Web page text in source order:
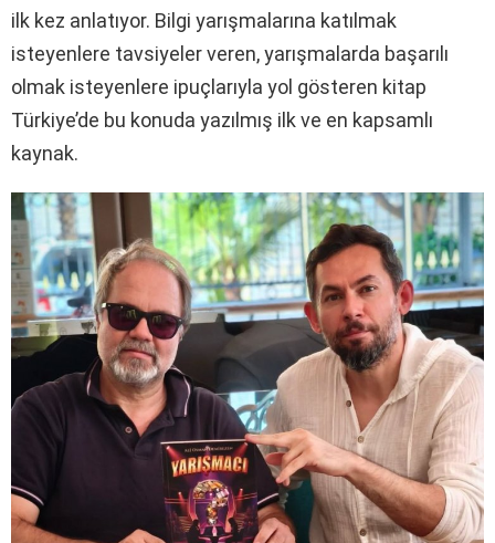
ilk kez anlatıyor. Bilgi yarışmalarına katılmak
isteyenlere tavsiyeler veren, yarışmalarda başarılı
olmak isteyenlere ipuçlarıyla yol gösteren kitap
Türkiye’de bu konuda yazılmış ilk ve en kapsamlı
kaynak.